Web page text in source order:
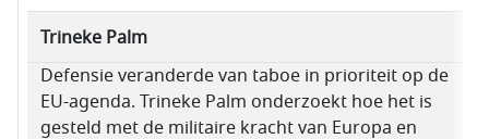
Trineke Palm
Defensie veranderde van taboe in prioriteit op de
EU-agenda. Trineke Palm onderzoekt hoe het is
gesteld met de militaire kracht van Europa en